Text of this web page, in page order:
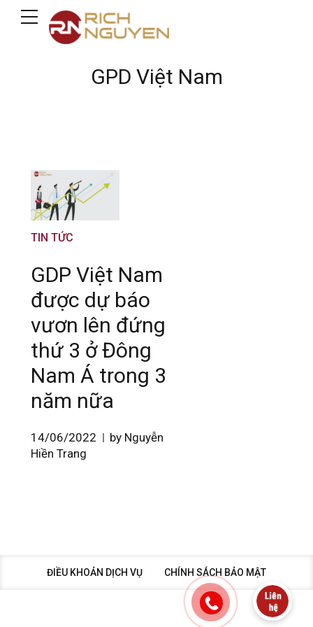
GPD Việt Nam
TIN TỨC
GDP Việt Nam
được dự báo
vươn lên đứng
thứ 3 ở Đông
Nam Á trong 3
năm nữa
14/06/2022
by Nguyễn
Hiền Trang
ĐIỀU KHOẢN DỊCH VỤ CHÍNH SÁCH BẢO MẬT